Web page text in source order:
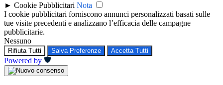
► Cookie Pubblicitari Nota
I cookie pubblicitari forniscono annunci personalizzati basati sulle
tue visite precedenti e analizzano l’efficacia delle campagne
pubblicitarie.
Nessuno
Rifiuta Tutti Salva Preferenze Accetta Tutti
Powered by